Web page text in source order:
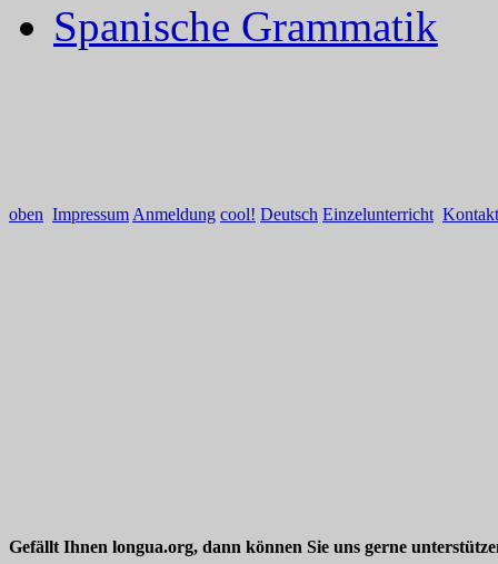
Spanische Grammatik
oben Impressum Anmeldung cool! Deutsch Einzelunterricht Kontakt
Gefällt Ihnen longua.org, dann können Sie uns gerne